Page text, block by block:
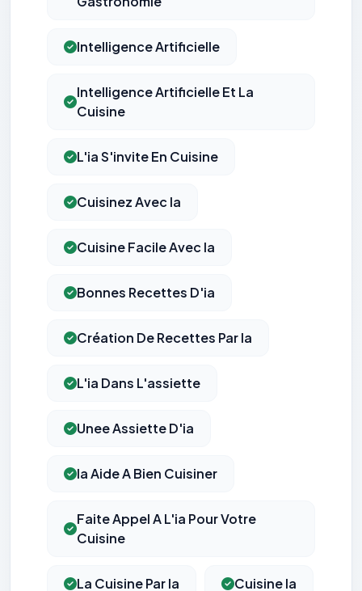
Intelligence Artificielle
Intelligence Artificielle Et La
Cuisine
L'ia S'invite En Cuisine
Cuisinez Avec Ia
Cuisine Facile Avec Ia
Bonnes Recettes D'ia
Création De Recettes Par Ia
L'ia Dans L'assiette
Unee Assiette D'ia
Ia Aide A Bien Cuisiner
Faite Appel A L'ia Pour Votre
Cuisine
La Cuisine Par Ia Cuisine Ia